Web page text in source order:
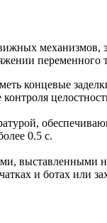
переменного
концевые
0.5 с.
выставленными
и ботах или